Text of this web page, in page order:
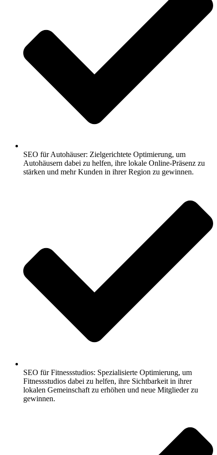
SEO für Autohäuser: Zielgerichtete Optimierung, um
Autohäusern dabei zu helfen, ihre lokale Online-Präsenz zu
stärken und mehr Kunden in ihrer Region zu gewinnen.
SEO für Fitnessstudios: Spezialisierte Optimierung, um
Fitnessstudios dabei zu helfen, ihre Sichtbarkeit in ihrer
lokalen Gemeinschaft zu erhöhen und neue Mitglieder zu
gewinnen.